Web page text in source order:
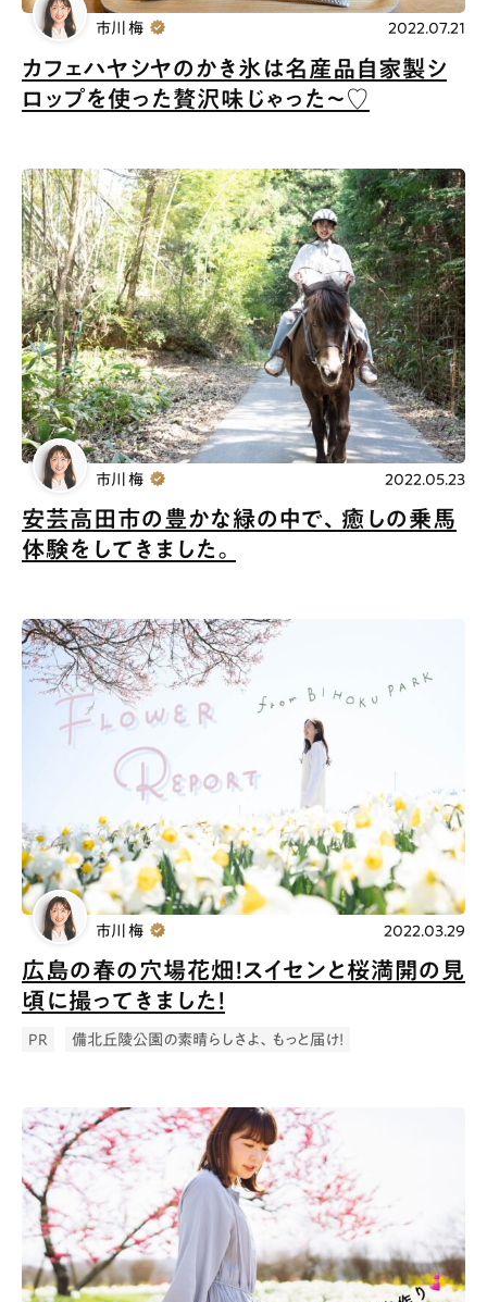
Special Life
Gourmet News
Outing
ペコマガとは 運営会社
スポット情報 広告掲載について
プライバシーポリシー インフォマティブデータポリシー
お問合せ 利用規約
カフェハヤシヤのかき氷は名産品自家製シ
ロップを使った贅沢味じゃった〜♡
市川 梅 2022.07.21
安芸高田市の豊かな緑の中で、癒しの乗馬
体験をしてきました。
市川 梅 2022.05.23
広島の春の穴場花畑！スイセンと桜満開の見
頃に撮ってきました！
PR 備北丘陵公園の素晴らしさよ、もっと届け！
市川 梅 2022.03.29